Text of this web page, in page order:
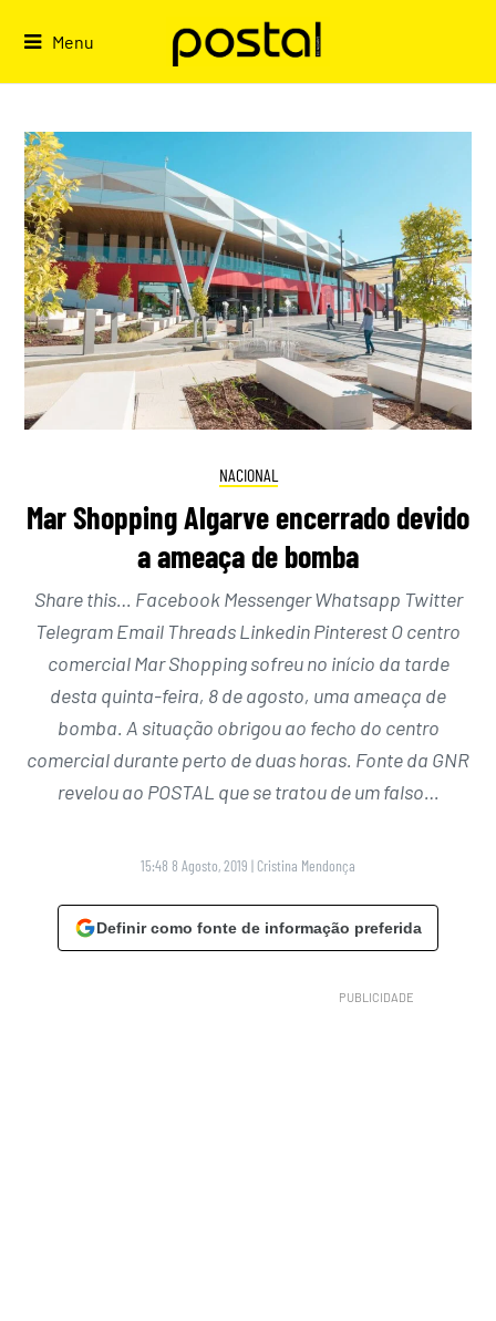
Menu
NACIONAL
Mar Shopping Algarve encerrado devido
a ameaça de bomba
Share this… Facebook Messenger Whatsapp Twitter
Telegram Email Threads Linkedin Pinterest O centro
comercial Mar Shopping sofreu no início da tarde
desta quinta-feira, 8 de agosto, uma ameaça de
bomba. A situação obrigou ao fecho do centro
comercial durante perto de duas horas. Fonte da GNR
revelou ao POSTAL que se tratou de um falso…
15:48 8 Agosto, 2019 | Cristina Mendonça
Definir como fonte de informação preferida